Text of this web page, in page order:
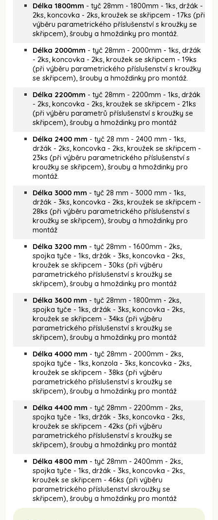
Délka 1800mm - tyč 28mm - 1800mm - 1ks, držák -
2ks, koncovka - 2ks, kroužek se skřipcem - 17ks (při
výběru parametrického příslušenství s kroužky se
skřipcem), šrouby a hmoždinky pro montáž.
Délka 2000mm - tyč 28mm - 2000mm - 1ks, držák
- 2ks, koncovka - 2ks, kroužek se skřipcem - 19ks
(při výběru parametrického příslušenství s kroužky
se skřipcem), šrouby a hmoždinky pro montáž.
Délka 2200mm - tyč 28mm - 2200mm - 1ks, držák
- 2ks, koncovka - 2ks, kroužek se skřipcem - 21ks
(při výběru parametrů příslušenství s kroužky se
skřipcem), šrouby a hmoždinky pro montáž
Délka 2400 mm - tyč 28 mm - 2400 mm - 1ks,
držák - 2ks, koncovka - 2ks, kroužek se skřipcem -
23ks (při výběru parametrického příslušenství s
kroužky se skřipcem), šrouby a hmoždinky pro
montáž.
Délka 3000 mm - tyč 28 mm - 3000 mm - 1ks,
držák - 3ks, koncovka - 2ks, kroužek se skřipcem -
28ks (při výběru parametrického příslušenství s
kroužky se skřipcem), šrouby a hmoždinky pro
montáž
Délka 3200 mm - tyč 28mm - 1600mm - 2ks,
spojka tyče - 1ks, držák - 3ks, koncovka - 2ks,
kroužek se skřipcem - 30ks (při výběru
parametrického příslušenství s kroužky se
skřipcem), šrouby a hmoždinky pro montáž
Délka 3600 mm - tyč 28mm - 1800mm - 2ks,
spojka tyče - 1ks, držák - 3ks, koncovka - 2ks,
kroužek se skřipcem - 34ks (při výběru
parametrického příslušenství s kroužky se
skřipcem), šrouby a hmoždinky pro montáž
Délka 4000 mm - tyč 28mm - 2000mm - 2ks,
spojka tyče - 1ks, konzola - 3ks, koncovka - 2ks,
kroužek se skřipcem - 38ks (při výběru
parametrického příslušenství s kroužky se
skřipcem), šrouby a hmoždinky pro montáž
Délka 4400 mm - tyč 28mm - 2200mm - 2ks,
spojka tyče - 1ks, držák - 3ks, koncovka - 2ks,
kroužek se skřipcem - 42ks (při výběru
parametrického příslušenství s kroužky se
skřipcem), šrouby a hmoždinky pro montáž
Délka 4800 mm - tyč 28mm - 2400mm - 2ks,
spojka tyče - 1ks, držák - 3ks, koncovka - 2ks,
kroužek se skřipcem - 46ks (při výběru
parametrického příslušenství skroužky se
skřipcem), šrouby a hmoždinky pro montáž